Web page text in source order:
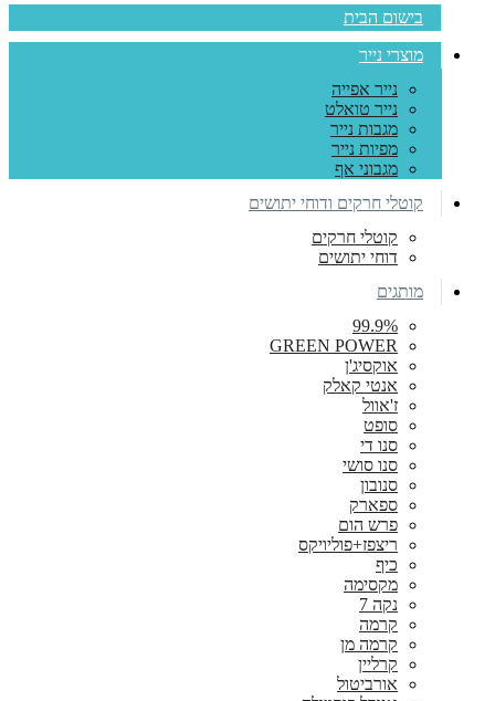
בישום הבית
מוצרי נייר
נייר אפייה
נייר טואלט
מגבות נייר
מפיות נייר
מגבוני אף
קוטלי חרקים ודוחי יתושים
קוטלי חרקים
דוחי יתושים
מותגים
99.9%
GREEN POWER
אוקסיג'ן
אנטי קאלק
ז'אוול
סופט
סנו די
סנו סושי
סנובון
ספארק
פרש הום
ריצפז+פוליויקס
כיף
מקסימה
נקה 7
קרמה
קרמה מן
קרליין
אורביטול